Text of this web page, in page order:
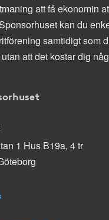
att få ekonomin
kan du
samtidigt som
att det kostar dig
1 Hus B19a, 4 tr